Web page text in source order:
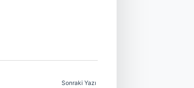
Sonraki Yazı